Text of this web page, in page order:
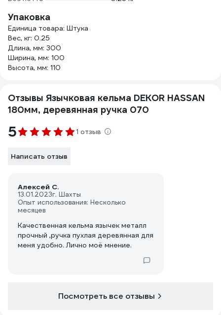
Упаковка
Единица товара: Штука
Вес, кг: 0.25
Длина, мм: 300
Ширина, мм: 100
Высота, мм: 110
Отзывы Язычковая кельма DEKOR HASSAN
180мм, деревянная ручка 070
5 1 отзыв
Написать отзыв
Алексей С.
13.01.2023г. Шахты
Опыт использования: Несколько
месяцев
Качественная кельма язычек металл
прочный ,ручка пухлая деревянная для
меня удобно. Лично моё мнение.
Посмотреть все отзывы